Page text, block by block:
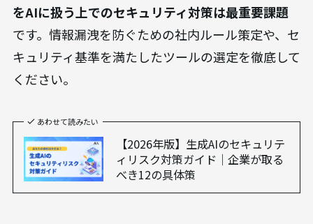
をAIに扱う上でのセキュリティ対策は最重要課題
です。情報漏洩を防ぐための社内ルール策定や、セ
キュリティ基準を満たしたツールの選定を徹底して
ください。
あわせて読みたい
【2026年版】生成AIのセキュリテ
ィリスク対策ガイド｜企業が取る
べき12の具体策